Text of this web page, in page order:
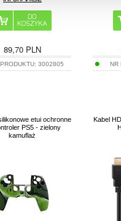
89,70PLN
3002805 NR
etui ochronne
PS5 - zielony
kamuflaż
Kabel